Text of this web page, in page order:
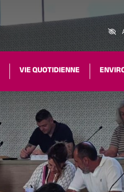
VIE QUOTIDIENNE